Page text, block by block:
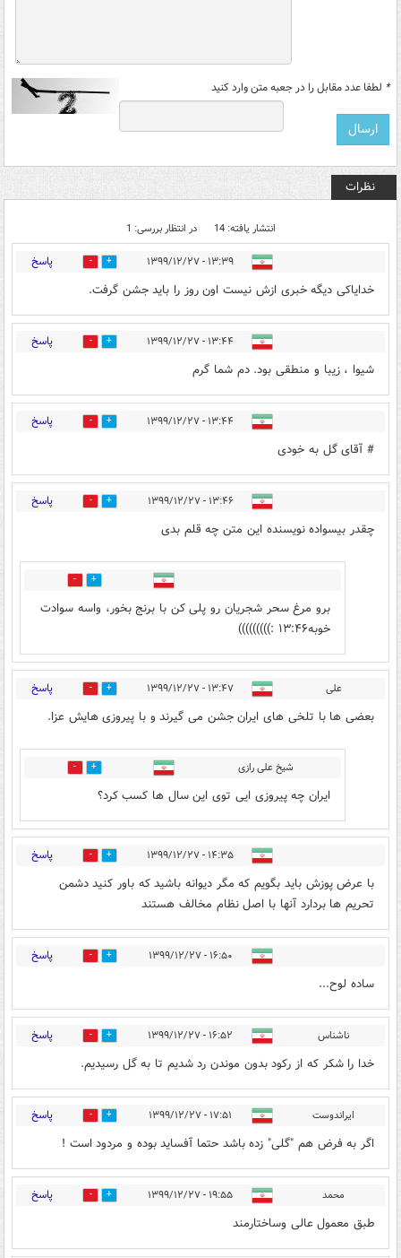
* لطفا عدد مقابل را در جعبه متن وارد کنید
نظرات
انتشار یافته: 14 در انتظار بررسی: 1
۱۳:۳۹ - ۱۳۹۹/۱۲/۲۷ 30 پاسخ
خدایاکی دیگه خبری ازش نیست اون روز را باید جشن گرفت.
۱۳:۴۴ - ۱۳۹۹/۱۲/۲۷ 20 پاسخ
شیوا ، زیبا و منطقی بود. دم شما گرم
۱۳:۴۴ - ۱۳۹۹/۱۲/۲۷ 16 پاسخ
# آقای گل به خودی
۱۳:۴۶ - ۱۳۹۹/۱۲/۲۷ 3 پاسخ
چقدر بیسواده نویسنده این متن چه قلم بدی
9
برو مرغ سحر شجریان رو پلی کن با برنج بخور، واسه سوادت
خوبه۱۳:۴۶ :)))))))))
علی ۱۳:۴۷ - ۱۳۹۹/۱۲/۲۷ 9 پاسخ
بعضی ها با تلخی های ایران جشن می گیرند و با پیروزی هایش عزا.
شیخ علی رازی 0
ایران چه پیروزی ایی توی این سال ها کسب کرد؟
۱۴:۳۵ - ۱۳۹۹/۱۲/۲۷ 6 پاسخ
با عرض پوزش باید بگویم که مگر دیوانه باشید که باور کنید دشمن
تحریم ها بردارد آنها با اصل نظام مخالف هستند
۱۶:۵۰ - ۱۳۹۹/۱۲/۲۷ 1 پاسخ
ساده لوح...
ناشناس ۱۶:۵۲ - ۱۳۹۹/۱۲/۲۷ 2 پاسخ
خدا را شکر که از رکود بدون موندن رد شدیم تا به گل رسیدیم.
ایراندوست ۱۷:۵۱ - ۱۳۹۹/۱۲/۲۷ 3 پاسخ
اگر به فرض هم "گلی" زده باشد حتما آفساید بوده و مردود است !
محمد ۱۹:۵۵ - ۱۳۹۹/۱۲/۲۷ 6 پاسخ
طبق معمول عالی وساختارمند